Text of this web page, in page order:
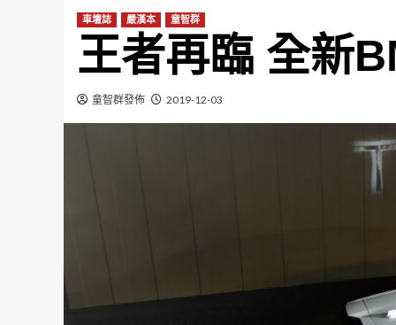
車壇誌 嚴漢本 童智群
王者再臨 全新
童智群發佈 2019-12-03